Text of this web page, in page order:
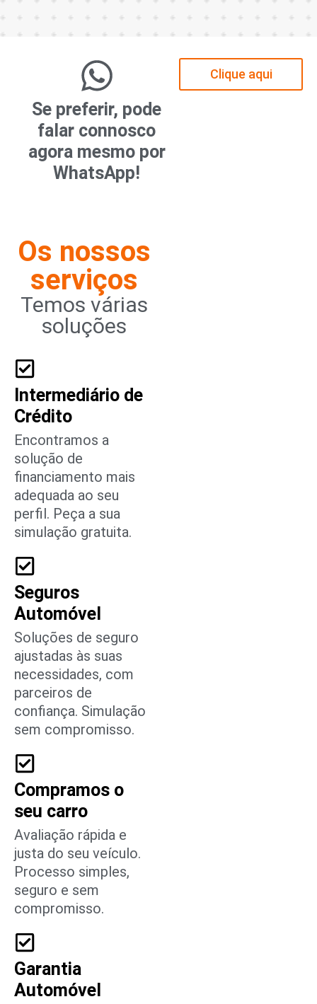
Se preferir, pode
falar connosco
agora mesmo por
WhatsApp!
Clique aqui
Os nossos
serviços
Temos várias
soluções
Intermediário de
Crédito
Encontramos a
solução de
financiamento mais
adequada ao seu
perfil. Peça a sua
simulação gratuita.
Seguros
Automóvel
Soluções de seguro
ajustadas às suas
necessidades, com
parceiros de
confiança. Simulação
sem compromisso.
Compramos o
seu carro
Avaliação rápida e
justa do seu veículo.
Processo simples,
seguro e sem
compromisso.
Garantia
Automóvel